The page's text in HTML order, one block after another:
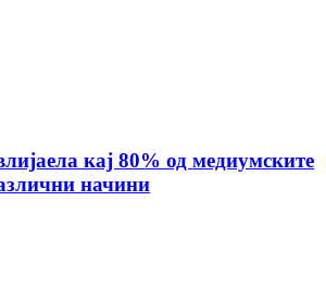
кај 80% од медиумските
начини